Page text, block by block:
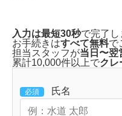
入力は最短30秒で完了し
お手続きはすべて無料で
担当スタッフが当日〜翌
累計10,000件以上でクレ
必須 氏名